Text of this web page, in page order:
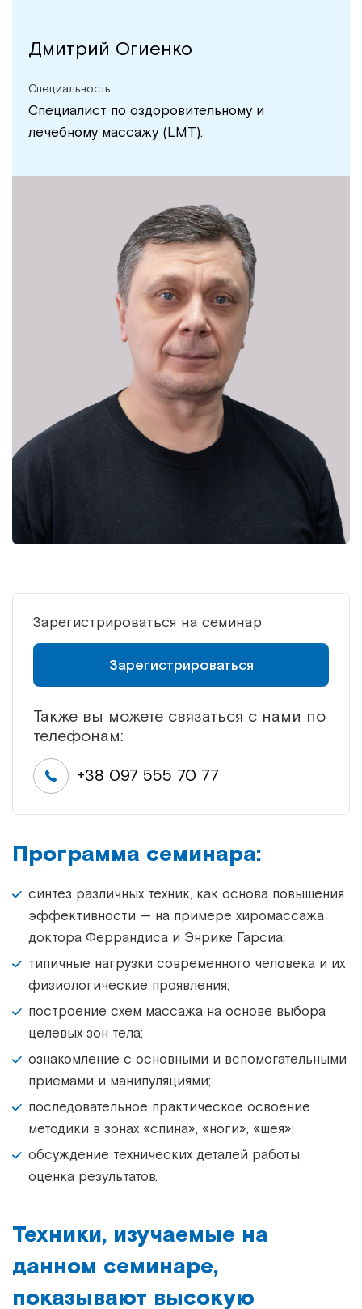
Дмитрий Огиенко
Специальность:
Специалист по оздоровительному и
лечебному массажу (LMT).
Зарегистрироваться на семинар
Зарегистрироваться
Также вы можете связаться с нами по
телефонам:
+38 097 555 70 77
Программа семинара:
синтез различных техник, как основа повышения
эффективности — на примере хиромассажа
доктора Феррандиса и Энрике Гарсиа;
типичные нагрузки современного человека и их
физиологические проявления;
построение схем массажа на основе выбора
целевых зон тела;
ознакомление с основными и вспомогательными
приемами и манипуляциями;
последовательное практическое освоение
методики в зонах «спина», «ноги», «шея»;
обсуждение технических деталей работы,
оценка результатов.
Техники, изучаемые на
данном семинаре,
показывают высокую